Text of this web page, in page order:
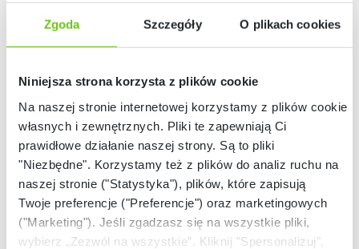
Zgoda Szczegóły O plikach cookies
Niniejsza strona korzysta z plików cookie
Na naszej stronie internetowej korzystamy z plików cookie:
własnych i zewnętrznych. Pliki te zapewniają Ci
prawidłowe działanie naszej strony. Są to pliki
"Niezbędne". Korzystamy też z plików do analiz ruchu na
naszej stronie ("Statystyka"), plików, które zapisują
Twoje preferencje ("Preferencje") oraz marketingowych
("Marketing"). Jeśli zgadzasz się na wszystkie pliki,
wybierz „Zezwól na wszystkie”. Kliknij "Spersonalizuj",